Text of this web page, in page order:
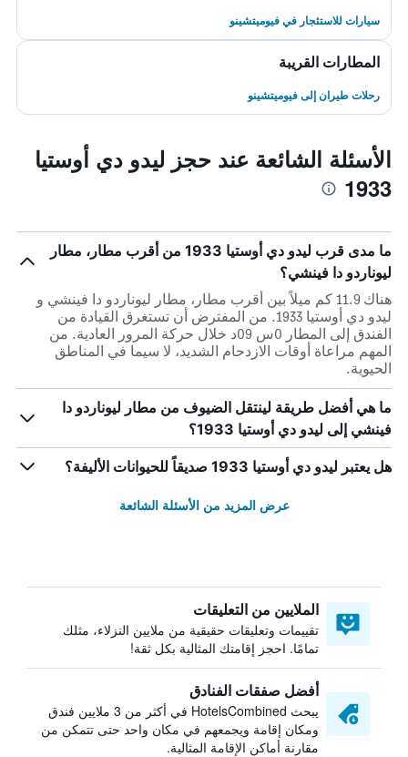
سيارات للاستئجار في فيوميتشينو
المطارات القريبة
رحلات طيران إلى فيوميتشينو
الأسئلة الشائعة عند حجز ليدو دي أوستيا
1933
ما مدى قرب ليدو دي أوستيا 1933 من أقرب مطار، مطار
ليوناردو دا فينشي؟
هناك 11.9 كم ميلاً بين أقرب مطار، مطار ليوناردو دا فينشي و
ليدو دي أوستيا 1933. من المفترض أن تستغرق القيادة من
الفندق إلى المطار 0س 09د خلال حركة المرور العادية. من
المهم مراعاة أوقات الازدحام الشديد، لا سيما في المناطق
الحيوية.
ما هي أفضل طريقة لينتقل الضيوف من مطار ليوناردو دا
فينشي إلى ليدو دي أوستيا 1933؟
هل يعتبر ليدو دي أوستيا 1933 صديقاً للحيوانات الأليفة؟
عرض المزيد من الأسئلة الشائعة
الملايين من التعليقات
تقييمات وتعليقات حقيقية من ملايين النزلاء، مثلك
تمامًا. احجز إقامتك المثالية بكل ثقة!
أفضل صفقات الفنادق
يبحث HotelsCombined في أكثر من 3 ملايين فندق
ومكان إقامة ويجمعهم في مكان واحد حتى تتمكن من
مقارنة أماكن الإقامة المثالية.